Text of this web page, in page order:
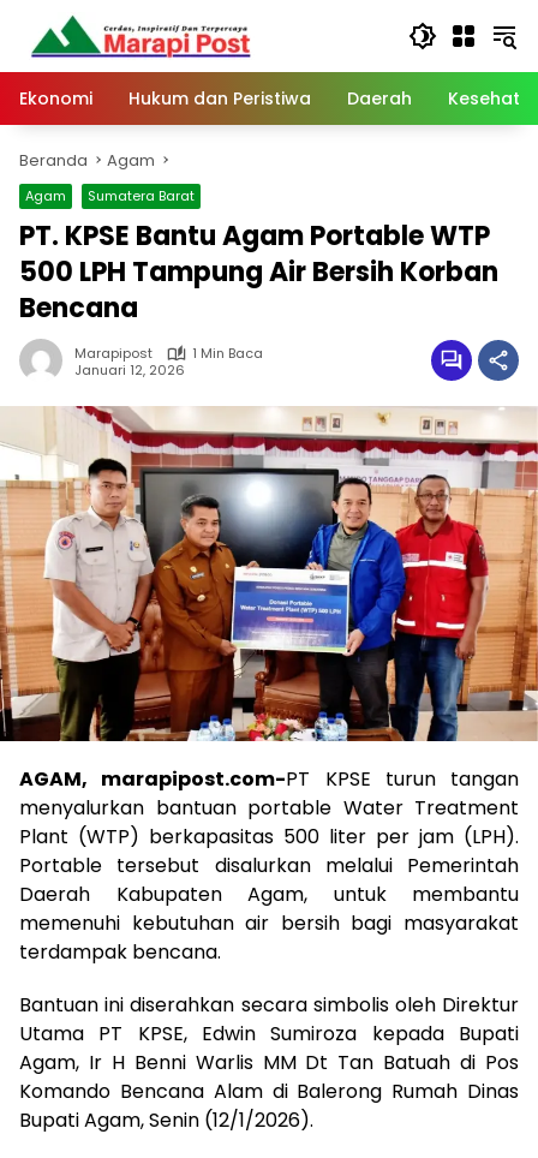
Langsung
konten
Ekonomi
Hukum dan Peristiwa Daerah
Beranda Agam
Agam Sumatera Barat
PT. KPSE Bantu Agam Portable WTP
500 LPH Tampung Air Bersih Korban
Bencana
Marapipost
1 Min Baca
Januari 12, 2026
AGAM, marapipost.com-PT KPSE turun tangan
menyalurkan bantuan portable Water Treatment
Plant (WTP) berkapasitas 500 liter per jam (LPH).
Portable tersebut disalurkan melalui Pemerintah
Daerah Kabupaten Agam, untuk membantu
memenuhi kebutuhan air bersih bagi masyarakat
terdampak bencana.
Bantuan ini diserahkan secara simbolis oleh Direktur
Utama PT KPSE, Edwin Sumiroza kepada Bupati
Agam, Ir H Benni Warlis MM Dt Tan Batuah di Pos
Komando Bencana Alam di Balerong Rumah Dinas
Bupati Agam, Senin (12/1/2026).